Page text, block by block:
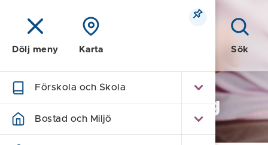
Meny Sök
Dölj meny Karta
Förskola och Skola
Bostad och Miljö
Stöd och Omsorg